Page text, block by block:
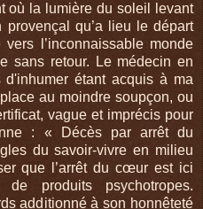
où la lumière du soleil levant
provençal qu’a lieu le départ
l’inconnaissable monde
sans retour. Le médecin en
étant acquis à ma
au moindre soupçon, ou
vague et imprécis pour
: « Décès par arrêt du
du savoir-vivre en milieu
que l’arrêt du cœur est ici
produits psychotropes.
additionné à son honnêteté